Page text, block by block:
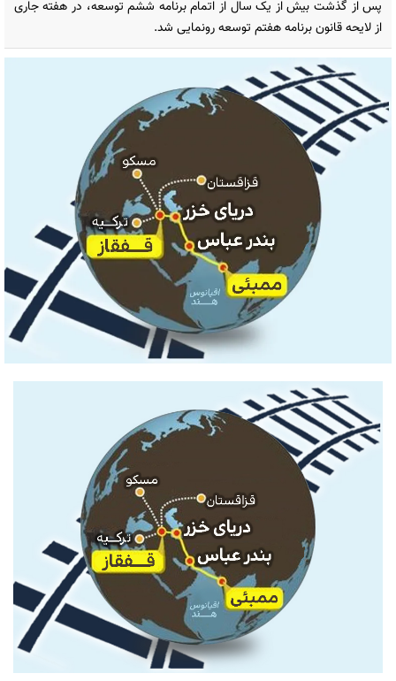
پس از گذشت بیش از یک سال از اتمام برنامه ششم توسعه، در هفته جاری
از لایحه قانون برنامه هفتم توسعه رونمایی شد.